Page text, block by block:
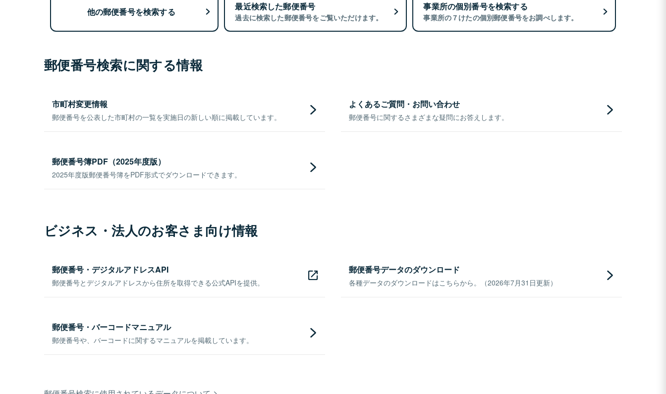
他の郵便番号を検索する 最近検索した郵便番号
過去に検索した郵便番号をご覧いただけます。
事業所の個別番号を検索する
事業所の７けたの個別郵便番号をお調べします。
郵便番号検索に関する情報
市町村変更情報
郵便番号を公表した市町村の一覧を実施日の新しい順に掲載しています。
よくあるご質問・お問い合わせ
郵便番号に関するさまざまな疑問にお答えします。
郵便番号簿PDF（2025年度版）
2025年度版郵便番号簿をPDF形式でダウンロードできます。
ビジネス・法人のお客さま向け情報
郵便番号・デジタルアドレスAPI
郵便番号とデジタルアドレスから住所を取得できる公式APIを提供。
郵便番号データのダウンロード
各種データのダウンロードはこちらから。（2026年7月31日更新）
郵便番号・バーコードマニュアル
郵便番号や、バーコードに関するマニュアルを掲載しています。